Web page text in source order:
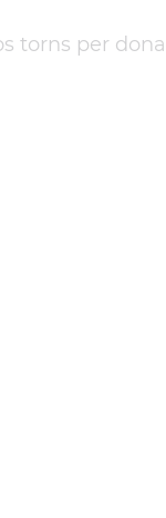
torns per